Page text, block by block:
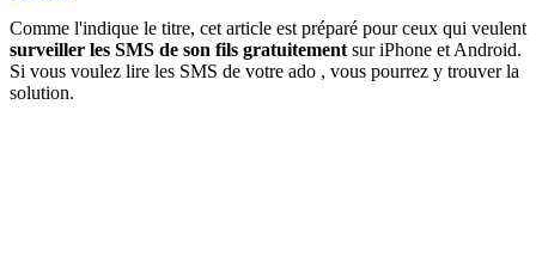
Comme l'indique le titre, cet article est préparé pour ceux qui veulent
surveiller les SMS de son fils gratuitement sur iPhone et Android.
Si vous voulez lire les SMS de votre ado , vous pourrez y trouver la
solution.